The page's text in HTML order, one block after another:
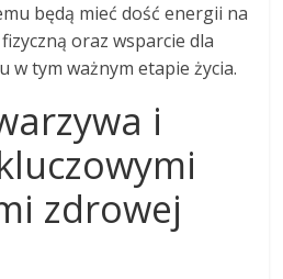
będą mieć dość energii na
oraz wsparcie dla
w tym ważnym etapie życia.
i
zdrowej